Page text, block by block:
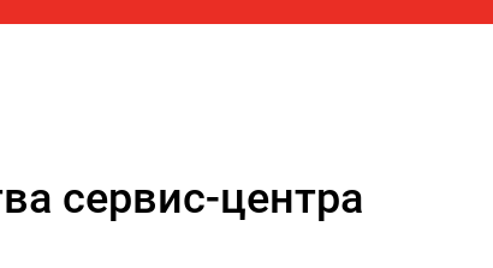
сервис-центра